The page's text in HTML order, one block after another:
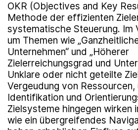
OKR (Objectives and Key
Methode der effizienten
systematische Steuerung. Im
um Themen wie
Unternehmen“ und „Höherer
Zielerreichungsgrad und
Unklare oder nicht geteilte
Vergeudung von
Identifikation und
Zielsysteme hingegen wirken
wie ein übergreifendes